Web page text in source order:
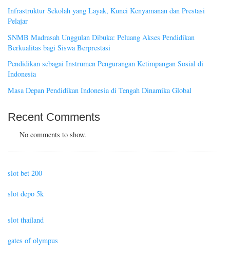
Infrastruktur Sekolah yang Layak, Kunci Kenyamanan dan Prestasi
Pelajar
SNMB Madrasah Unggulan Dibuka: Peluang Akses Pendidikan
Berkualitas bagi Siswa Berprestasi
Pendidikan sebagai Instrumen Pengurangan Ketimpangan Sosial di
Indonesia
Masa Depan Pendidikan Indonesia di Tengah Dinamika Global
Recent Comments
No comments to show.
slot bet 200
slot depo 5k
slot thailand
gates of olympus